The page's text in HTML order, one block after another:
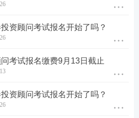
试等。
施，证书含金量提升，考试
先机一考通关，
2022年早日
即将开启，金融大神王佳
资顾问考试报名开始了吗？
考试报名缴费9月13日截止
资顾问考试报名开始了吗？